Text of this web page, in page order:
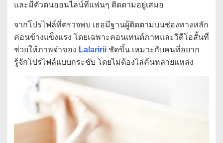
และมีตัวตนออนไลน์ที่แฟนๆ ติดตามอยู่เสมอ
จากโปรไฟล์ที่ตรวจพบ เธอมีฐานผู้ติดตามบนช่องทางหลัก
ค่อนข้างแข็งแรง โดยเฉพาะคอนเทนต์ภาพและวิดีโอสั้นที่
ช่วยให้ภาพจำของ Lalaririiชัดขึ้น เหมาะกับคนที่อยาก
รู้จักโปรไฟล์แบบกระชับ โดยไม่ต้องไล่ค้นหลายแหล่ง